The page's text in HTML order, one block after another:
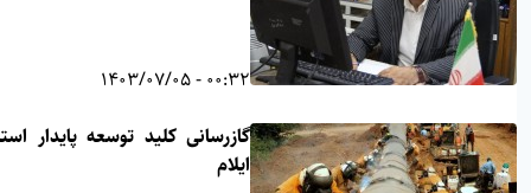
00:32 - 1403/07/05
گازرسانی کلید توسعه پایدار استان
ایلام